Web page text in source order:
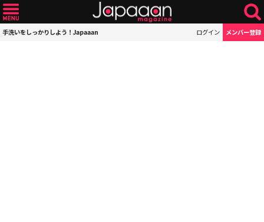
手洗いをしっかりしよう！Japaaan ログイン メンバー登録